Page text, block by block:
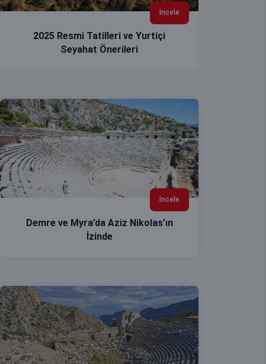
İncele
2025 Resmi Tatilleri ve Yurtiçi
Seyahat Önerileri
İncele
Demre ve Myra’da Aziz Nikolas’ın
İzinde